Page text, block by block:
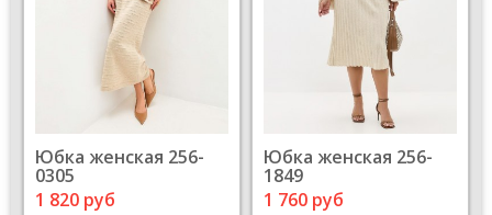
Юбка женская 256-
0305
1 820 руб
Юбка женская 256-
1849
1 760 руб